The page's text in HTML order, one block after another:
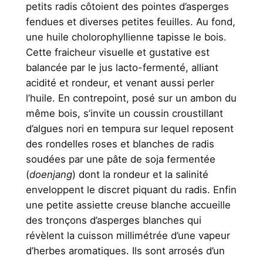
petits radis côtoient des pointes d’asperges
fendues et diverses petites feuilles. Au fond,
une huile cholorophyllienne tapisse le bois.
Cette fraicheur visuelle et gustative est
balancée par le jus lacto-fermenté, alliant
acidité et rondeur, et venant aussi perler
l’huile. En contrepoint, posé sur un ambon du
même bois, s’invite un coussin croustillant
d’algues nori en tempura sur lequel reposent
des rondelles roses et blanches de radis
soudées par une pâte de soja fermentée
(doenjang) dont la rondeur et la salinité
enveloppent le discret piquant du radis. Enfin
une petite assiette creuse blanche accueille
des tronçons d’asperges blanches qui
révèlent la cuisson millimétrée d’une vapeur
d’herbes aromatiques. Ils sont arrosés d’un